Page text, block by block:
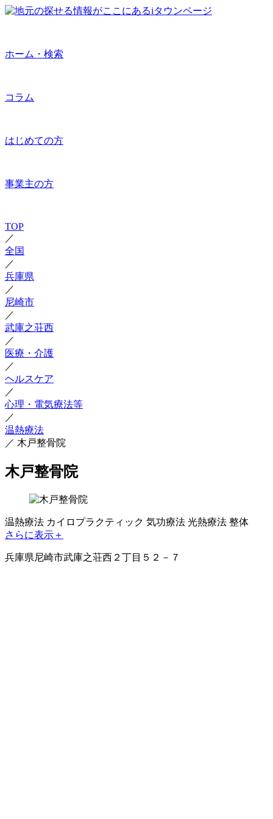
ホーム・検索
コラム
はじめての方
事業主の方
TOP
／
全国
／
兵庫県
／
尼崎市
／
武庫之荘西
／
医療・介護
／
ヘルスケア
／
心理・電気療法等
／
温熱療法
／ 木戸整骨院
木戸整骨院
温熱療法 カイロプラクティック 気功療法 光熱療法 整体
さらに表示＋
兵庫県尼崎市武庫之荘西２丁目５２－７